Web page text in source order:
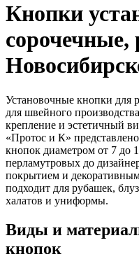
Кнопки
Установочные кнопки для
для швейного
крепление и эстетичный
«Протос и К»
кнопок диаметром от 7 до
перламутровых до
покрытием и
подходит для рубашек,
халатов и униформы.
Виды и
кнопок